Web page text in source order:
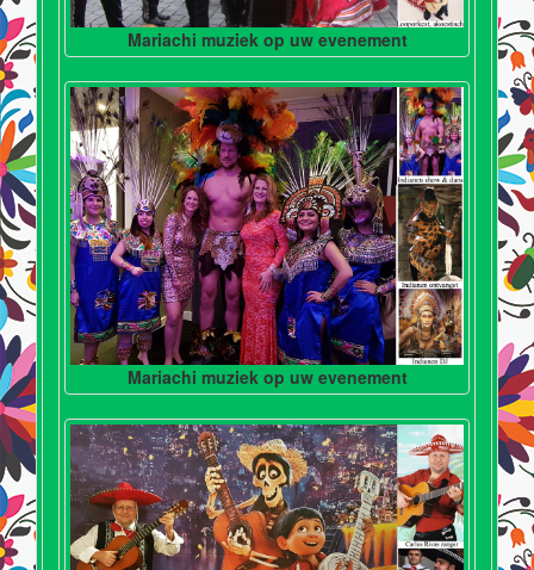
Mariachi muziek op uw evenement
Mariachi muziek op uw evenement